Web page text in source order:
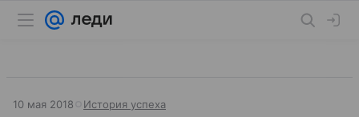
10 мая 2018 История успеха